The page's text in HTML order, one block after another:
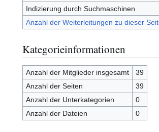
Indizierung durch Suchmaschinen
Anzahl der Weiterleitungen zu dieser
Kategorieinformationen
Anzahl der Mitglieder insgesamt
39
Anzahl der Seiten
39
Anzahl der Unterkategorien
0
Anzahl der Dateien
0